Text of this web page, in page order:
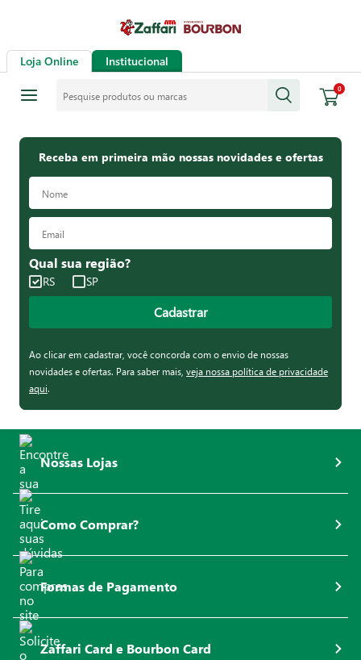
Loja Online Institucional
0
Receba em primeira mão nossas novidades e ofertas
Qual sua região?
RS SP
Cadastrar
Ao clicar em cadastrar, você concorda com o envio de nossas
novidades e ofertas. Para saber mais, veja nossa política de privacidade
aqui.
Nossas Lojas
Como Comprar?
Formas de Pagamento
Zaffari Card e Bourbon Card